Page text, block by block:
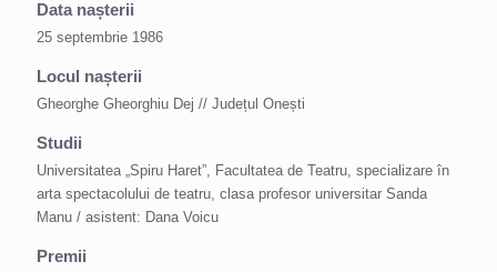
Data nașterii
25 septembrie 1986
Locul nașterii
Gheorghe Gheorghiu Dej // Județul Onești
Studii
Universitatea „Spiru Haret”, Facultatea de Teatru, specializare în
arta spectacolului de teatru, clasa profesor universitar Sanda
Manu / asistent: Dana Voicu
Premii